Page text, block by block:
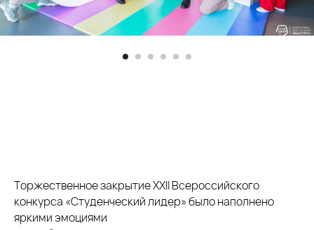
Торжественное закрытие XXII Всероссийского
конкурса «Студенческий лидер» было наполнено
яркими эмоциями